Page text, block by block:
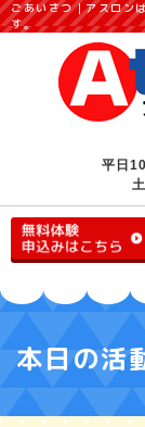
ごあいさつ｜アスロン
す。
平日
本日の活